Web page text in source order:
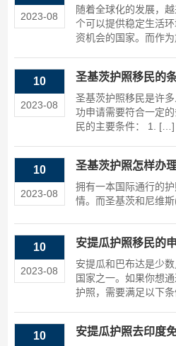
2023-08
随着全球化的发展，
个可以提供稳定生活
资机会的国家。而作
10
2023-08
圣基茨护照移民的
圣基茨护照移民是许
功申请需要符合一定
民的主要条件： 1. […]
10
2023-08
圣基茨护照怎样办理
拥有一本国际通行的
情。而圣基茨和尼维
10
2023-08
安提瓜护照移民的
安提瓜和巴布达是少
国家之一。如果你想
护照，需要满足以下
10 安提瓜护照去印度